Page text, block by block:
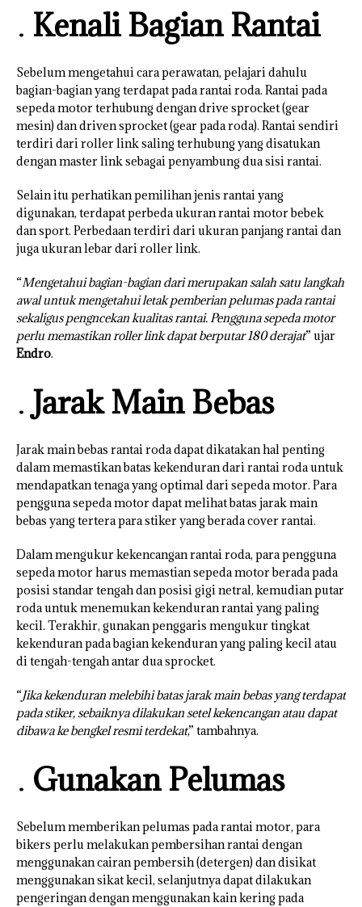
Kenali Bagian Rantai
Sebelum mengetahui cara perawatan, pelajari dahulu
bagian-bagian yang terdapat pada rantai roda. Rantai pada
sepeda motor terhubung dengan drive sprocket (gear
mesin) dan driven sprocket (gear pada roda). Rantai sendiri
terdiri dari roller link saling terhubung yang disatukan
dengan master link sebagai penyambung dua sisi rantai.
Selain itu perhatikan pemilihan jenis rantai yang
digunakan, terdapat perbeda ukuran rantai motor bebek
dan sport. Perbedaan terdiri dari ukuran panjang rantai dan
juga ukuran lebar dari roller link.
“Mengetahui bagian-bagian dari merupakan salah satu langkah
awal untuk mengetahui letak pemberian pelumas pada rantai
sekaligus pengncekan kualitas rantai. Pengguna sepeda motor
perlu memastikan roller link dapat berputar 180 derajat” ujar
Endro.
Jarak Main Bebas
Jarak main bebas rantai roda dapat dikatakan hal penting
dalam memastikan batas kekenduran dari rantai roda untuk
mendapatkan tenaga yang optimal dari sepeda motor. Para
pengguna sepeda motor dapat melihat batas jarak main
bebas yang tertera para stiker yang berada cover rantai.
Dalam mengukur kekencangan rantai roda, para pengguna
sepeda motor harus memastian sepeda motor berada pada
posisi standar tengah dan posisi gigi netral, kemudian putar
roda untuk menemukan kekenduran rantai yang paling
kecil. Terakhir, gunakan penggaris mengukur tingkat
kekenduran pada bagian kekenduran yang paling kecil atau
di tengah-tengah antar dua sprocket.
“Jika kekenduran melebihi batas jarak main bebas yang terdapat
pada stiker, sebaiknya dilakukan setel kekencangan atau dapat
dibawa ke bengkel resmi terdekat,” tambahnya.
Gunakan Pelumas
Sebelum memberikan pelumas pada rantai motor, para
bikers perlu melakukan pembersihan rantai dengan
menggunakan cairan pembersih (detergen) dan disikat
menggunakan sikat kecil, selanjutnya dapat dilakukan
pengeringan dengan menggunakan kain kering pada